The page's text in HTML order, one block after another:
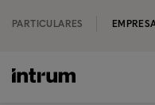
PARTICULARES